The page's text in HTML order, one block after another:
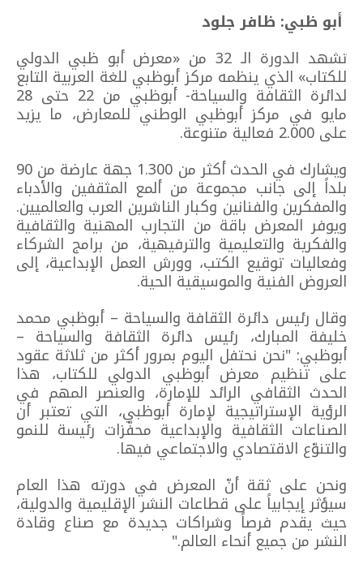
أبو ظبي: ظافر جلود
تشهد الدورة الـ 32 من «معرض أبو ظبي الدولي
للكتاب» الذي ينظمه مركز أبوظبي للغة العربية التابع
لدائرة الثقافة والسياحة- أبوظبي من 22 حتى 28
مايو في مركز أبوظبي الوطني للمعارض، ما يزيد
على 2.000 فعالية متنوعة.
ويشارك في الحدث أكثر من 1.300 جهة عارضة من 90
بلداً إلى جانب مجموعة من ألمع المثقفين والأدباء
والمفكرين والفنانين وكبار الناشرين العرب والعالميين.
ويوفر المعرض باقة من التجارب المهنية والثقافية
والفكرية والتعليمية والترفيهية، من برامج الشركاء
وفعاليات توقيع الكتب، وورش العمل الإبداعية، إلى
العروض الفنية والموسيقية الحية.
وقال رئيس دائرة الثقافة والسياحة – أبوظبي محمد
خليفة المبارك، رئيس دائرة الثقافة والسياحة –
أبوظبي: "نحن نحتفل اليوم بمرور أكثر من ثلاثة عقود
على تنظيم معرض أبوظبي الدولي للكتاب، هذا
الحدث الثقافي الرائد للإمارة، والعنصر المهم في
الرؤية الإستراتيجية لإمارة أبوظبي، التي تعتبر أن
الصناعات الثقافية والإبداعية محفّزات رئيسة للنمو
والتنوّع الاقتصادي والاجتماعي فيها.
ونحن على ثقة أنّ المعرض في دورته هذا العام
سيؤثر إيجابياً على قطاعات النشر الإقليمية والدولية،
حيث يقدم فرصاً وشراكات جديدة مع صناع وقادة
النشر من جميع أنحاء العالم."